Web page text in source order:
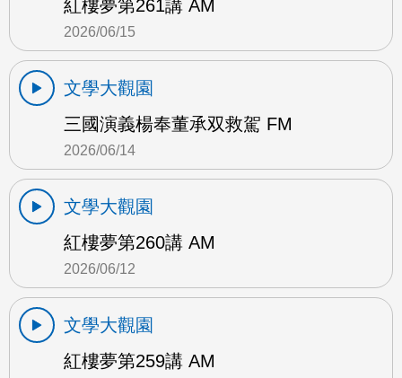
紅樓夢第261講 AM
2026/06/15
文學大觀園
三國演義楊奉董承双救駕 FM
2026/06/14
文學大觀園
紅樓夢第260講 AM
2026/06/12
文學大觀園
紅樓夢第259講 AM